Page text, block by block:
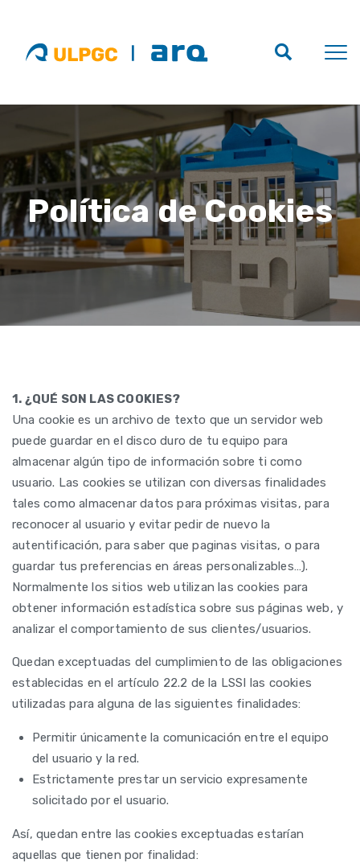
Política de Cookies
1. ¿QUÉ SON LAS COOKIES?
Una cookie es un archivo de texto que un servidor web
puede guardar en el disco duro de tu equipo para
almacenar algún tipo de información sobre ti como
usuario. Las cookies se utilizan con diversas finalidades
tales como almacenar datos para próximas visitas, para
reconocer al usuario y evitar pedir de nuevo la
autentificación, para saber que paginas visitas, o para
guardar tus preferencias en áreas personalizables…).
Normalmente los sitios web utilizan las cookies para
obtener información estadística sobre sus páginas web, y
analizar el comportamiento de sus clientes/usuarios.
Quedan exceptuadas del cumplimiento de las obligaciones
establecidas en el artículo 22.2 de la LSSI las cookies
utilizadas para alguna de las siguientes finalidades:
Permitir únicamente la comunicación entre el equipo
del usuario y la red.
Estrictamente prestar un servicio expresamente
solicitado por el usuario.
Así, quedan entre las cookies exceptuadas estarían
aquellas que tienen por finalidad: